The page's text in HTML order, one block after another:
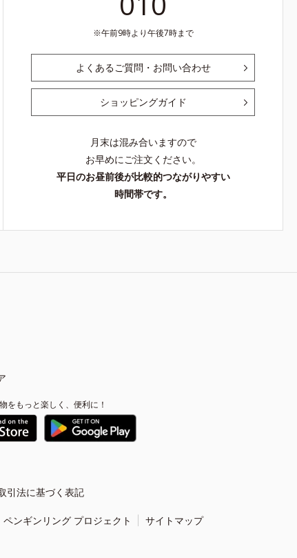
午前9時より午後7時まで
よくあるご質問・お問い合わせ
ショッピングガイド
月末は混み合いますので
お早めにご注文ください。
平日のお昼前後が比較的つながりやすい
時間帯です。
をもっと楽しく、便利に！
引法に基づく表記
ペンギンリング プロジェクト サイトマップ